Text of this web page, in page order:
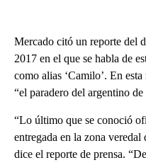
Mercado citó un reporte del
2017 en el que se habla de
como alias ‘Camilo’. En
“el paradero del argentino
“Lo último que se conoció
entregada en la zona
dice el reporte de prensa.